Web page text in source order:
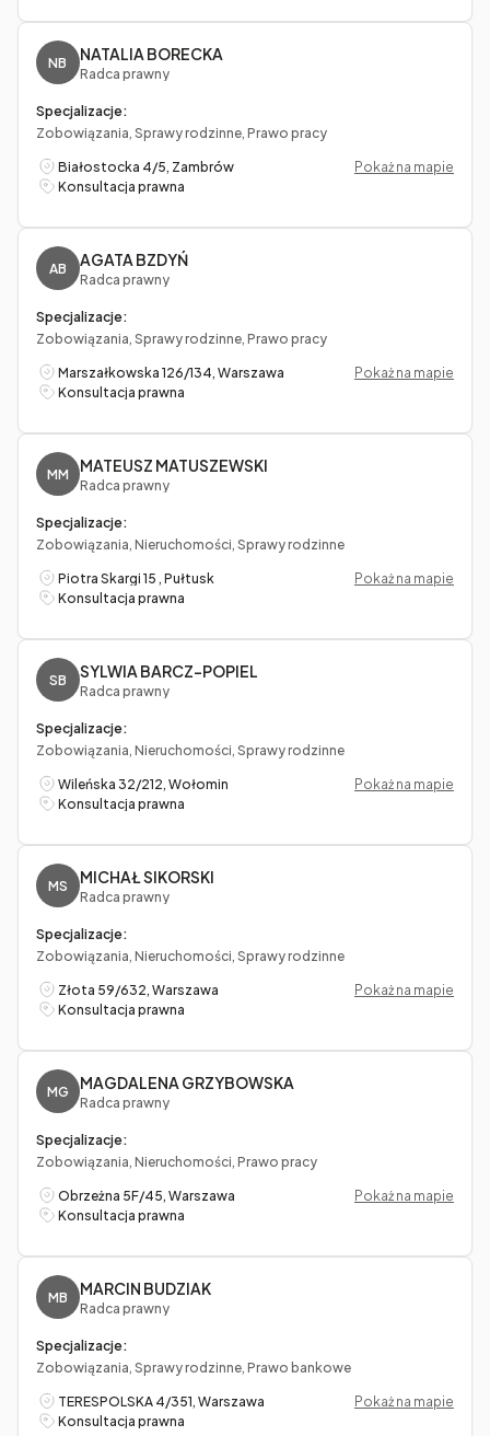
NB NATALIA BORECKA
Radca prawny
Specjalizacje:
Zobowiązania, Sprawy rodzinne, Prawo pracy
Białostocka 4/5, Zambrów
Pokaż na mapie
Konsultacja prawna
AB AGATA BZDYŃ
Radca prawny
Specjalizacje:
Zobowiązania, Sprawy rodzinne, Prawo pracy
Marszałkowska 126/134, Warszawa
Pokaż na mapie
Konsultacja prawna
MM MATEUSZ MATUSZEWSKI
Radca prawny
Specjalizacje:
Zobowiązania, Nieruchomości, Sprawy rodzinne
Piotra Skargi 15 , Pułtusk
Pokaż na mapie
Konsultacja prawna
SB SYLWIA BARCZ-POPIEL
Radca prawny
Specjalizacje:
Zobowiązania, Nieruchomości, Sprawy rodzinne
Wileńska 32/212, Wołomin
Pokaż na mapie
Konsultacja prawna
MS MICHAŁ SIKORSKI
Radca prawny
Specjalizacje:
Zobowiązania, Nieruchomości, Sprawy rodzinne
Złota 59/632, Warszawa
Pokaż na mapie
Konsultacja prawna
MG MAGDALENA GRZYBOWSKA
Radca prawny
Specjalizacje:
Zobowiązania, Nieruchomości, Prawo pracy
Obrzeżna 5F/45, Warszawa
Pokaż na mapie
Konsultacja prawna
MB MARCIN BUDZIAK
Radca prawny
Specjalizacje:
Zobowiązania, Sprawy rodzinne, Prawo bankowe
TERESPOLSKA 4/351, Warszawa
Pokaż na mapie
Konsultacja prawna